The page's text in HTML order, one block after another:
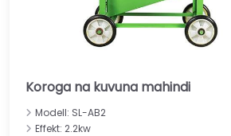
Koroga na kuvuna mahindi
Modell: SL-AB2
Effekt: 2.2kw